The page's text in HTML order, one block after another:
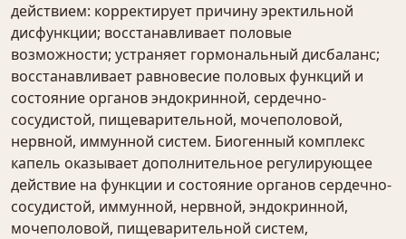
действием: корректирует причину эректильной
дисфункции; восстанавливает половые
возможности; устраняет гормональный дисбаланс;
восстанавливает равновесие половых функций и
состояние органов эндокринной, сердечно-
сосудистой, пищеварительной, мочеполовой,
нервной, иммунной систем. Биогенный комплекс
капель оказывает дополнительное регулирующее
действие на функции и состояние органов сердечно-
сосудистой, иммунной, нервной, эндокринной,
мочеполовой, пищеварительной систем,